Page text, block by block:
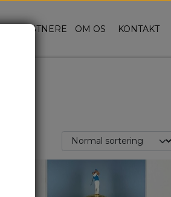
KUNSTNERE OM OS KONTAKT